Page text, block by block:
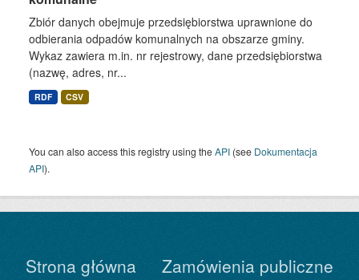
Zbiór danych obejmuje przedsiębiorstwa uprawnione do
odbierania odpadów komunalnych na obszarze gminy.
Wykaz zawiera m.in. nr rejestrowy, dane przedsiębiorstwa
(nazwę, adres, nr...
RDF CSV
You can also access this registry using theAPI (see Dokumentacja
API).
Strona główna Zamówienia publiczne